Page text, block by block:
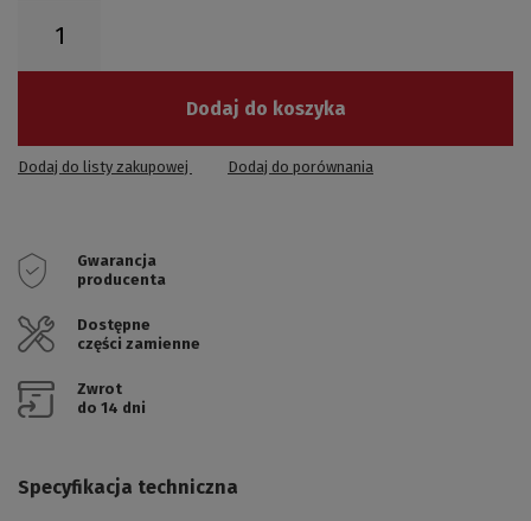
Dodaj do koszyka
Dodaj do listy zakupowej Dodaj do porównania
Gwarancja
producenta
Dostępne
części zamienne
Zwrot
do 14 dni
Specyfikacja techniczna